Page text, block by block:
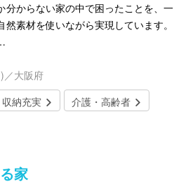
分からない家の中で困ったことを、一
素材を使いながら実現しています。
／大阪府
収納充実 介護・高齢者
家